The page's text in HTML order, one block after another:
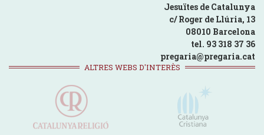
Jesuïtes de Catalunya
c/ Roger de Llúria, 13
08010 Barcelona
tel. 93 318 37 36
pregaria@pregaria.cat
ALTRES WEBS D'INTERÈS